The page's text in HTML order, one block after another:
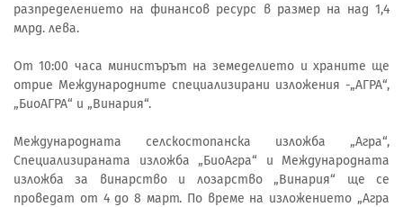
разпределението на финансов ресурс в размер на над 1,4
млрд. лева.
От 10:00 часа министърът на земеделието и храните ще
отрие Международните специализирани изложения -„АГРА“,
„БиоАГРА“ и „Винария“.
Международната селскостопанска изложба „Агра“,
Специализираната изложба „БиоАгра“ и Международната
изложба за винарство и лозарство „Винария“ ще се
проведат от 4 до 8 март. По време на изложението „Агра